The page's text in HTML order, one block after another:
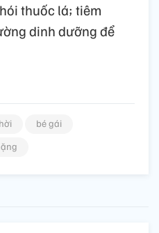
thuốc lá; tiêm
dinh dưỡng để
bé gái